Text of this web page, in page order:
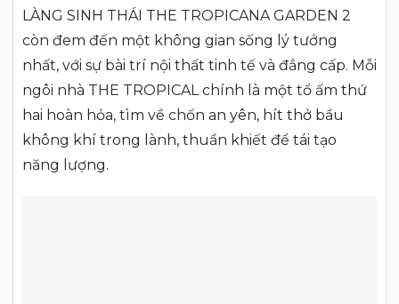
LÀNG SINH THÁI THE TROPICANA GARDEN 2
còn đem đến một không gian sống lý tưởng
nhất, với sự bài trí nội thất tinh tế và đẳng cấp. Mỗi
ngôi nhà THE TROPICAL chính là một tổ ấm thứ
hai hoàn hỏa, tìm về chốn an yên, hít thở bầu
không khí trong lành, thuần khiết để tái tạo
năng lượng.